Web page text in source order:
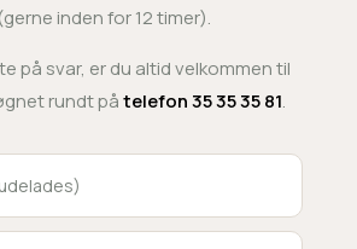
inden for 12 timer).
på svar, er du altid velkommen til
rundt påtelefon 35 35 35 81.